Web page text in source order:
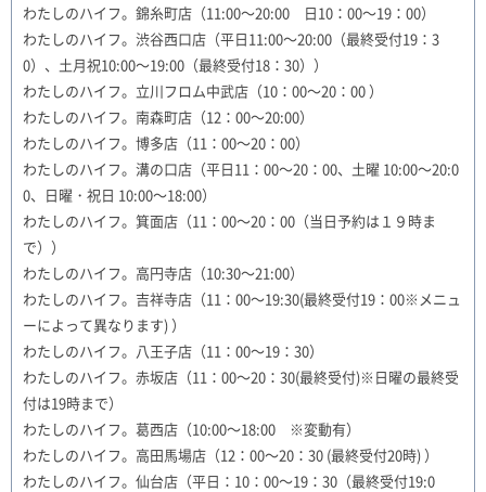
わたしのハイフ。錦糸町店（11:00～20:00 日10：00～19：00）
わたしのハイフ。渋谷西口店（平日11:00～20:00（最終受付19：3
0）、土月祝10:00～19:00（最終受付18：30））
わたしのハイフ。立川フロム中武店（10：00～20：00 ）
わたしのハイフ。南森町店（12：00～20:00）
わたしのハイフ。博多店（11：00～20：00）
わたしのハイフ。溝の口店（平日11：00～20：00、土曜 10:00～20:0
0、日曜・祝日 10:00～18:00）
わたしのハイフ。箕面店（11：00～20：00（当日予約は１９時ま
で））
わたしのハイフ。高円寺店（10:30～21:00）
わたしのハイフ。吉祥寺店（11：00～19:30(最終受付19：00※メニュ
ーによって異なります) ）
わたしのハイフ。八王子店（11：00～19：30）
わたしのハイフ。赤坂店（11：00～20：30(最終受付)※日曜の最終受
付は19時まで）
わたしのハイフ。葛西店（10:00～18:00 ※変動有）
わたしのハイフ。高田馬場店（12：00～20：30 (最終受付20時) ）
わたしのハイフ。仙台店（平日：10：00～19：30（最終受付19:0